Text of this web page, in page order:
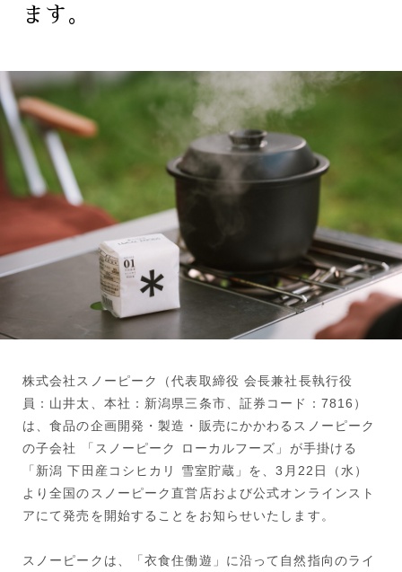
ます。
株式会社スノーピーク（代表取締役 会長兼社長執行役
員：山井太、本社：新潟県三条市、証券コード：7816）
は、食品の企画開発・製造・販売にかかわるスノーピーク
の子会社 「スノーピーク ローカルフーズ」が手掛ける
「新潟 下田産コシヒカリ 雪室貯蔵」を、3月22日（水）
より全国のスノーピーク直営店および公式オンラインスト
アにて発売を開始することをお知らせいたします。
スノーピークは、「衣食住働遊」に沿って自然指向のライ